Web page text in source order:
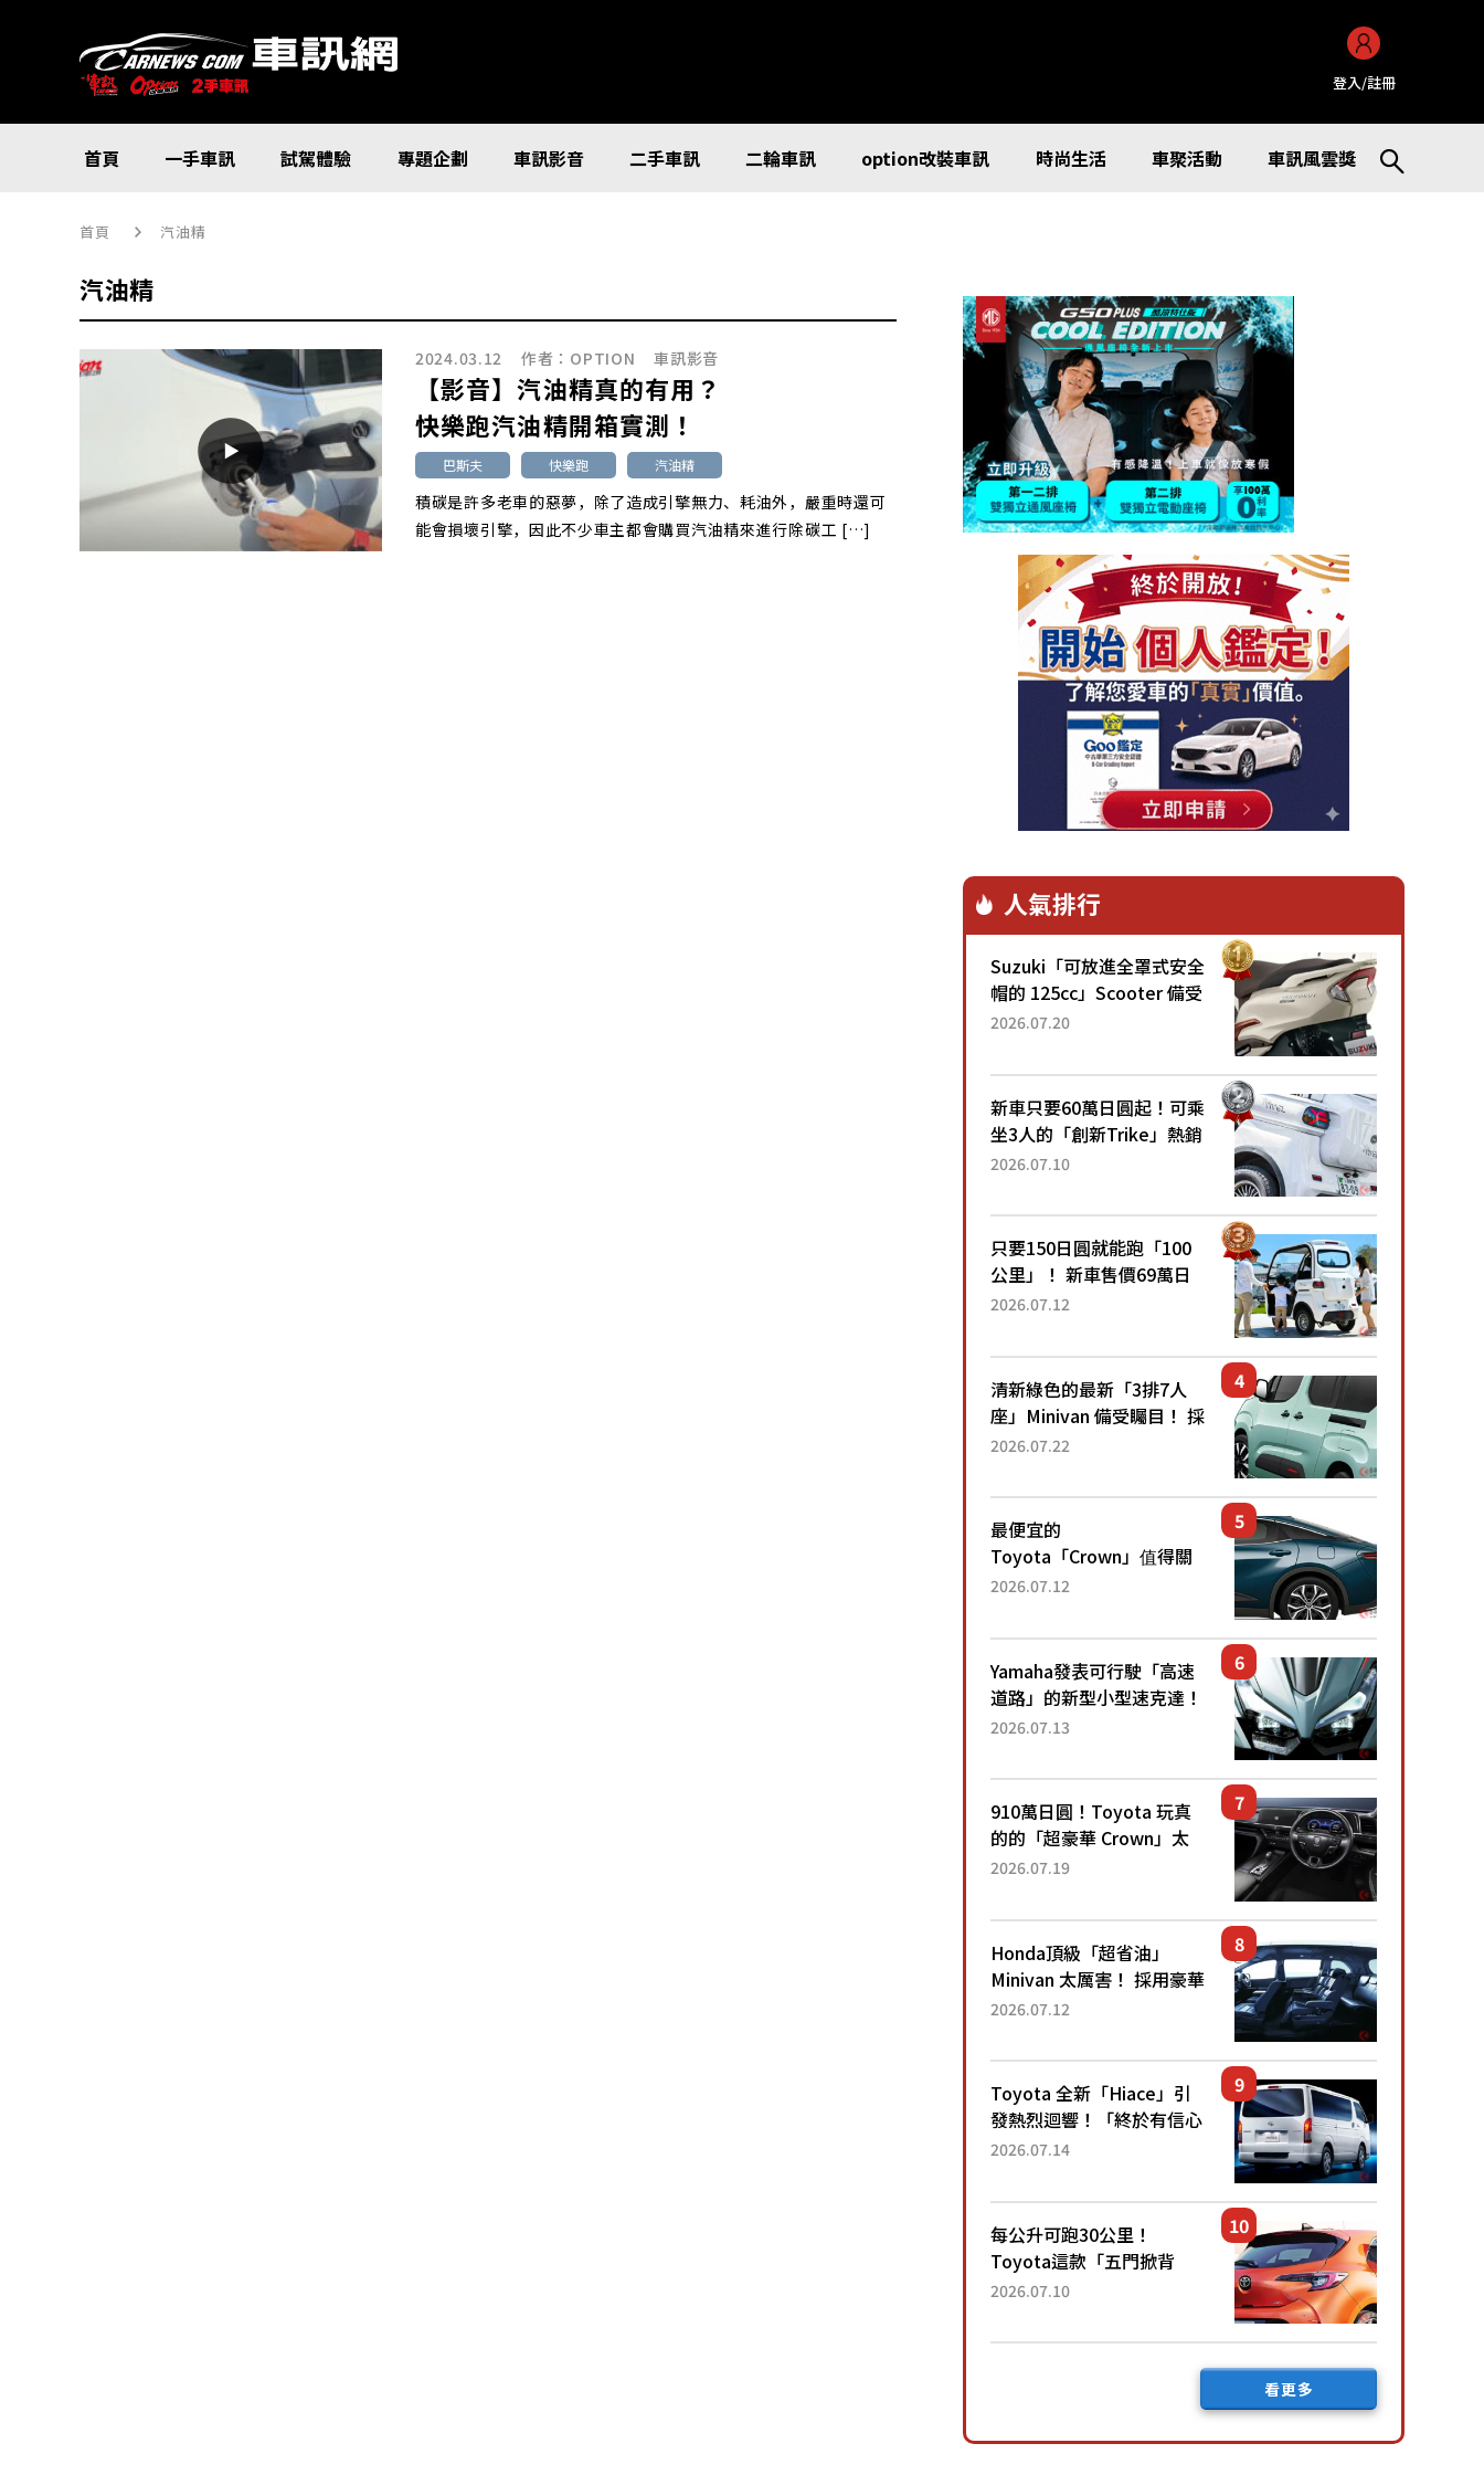
登入/註冊
首頁 一手車訊 試駕體驗 專題企劃 車訊影音 二手車訊 二輪車訊 option改裝車訊 時尚生活 車聚活動 車訊風雲獎
首頁 汽油精
汽油精
2024.03.12 作者： OPTION 車訊影音
【影音】汽油精真的有用？
快樂跑汽油精開箱實測！
巴斯夫 快樂跑 汽油精
積碳是許多老車的惡夢，除了造成引擎無力、耗油外，嚴重時還可
能會損壞引擎，因此不少車主都會購買汽油精來進行除碳工 […]
人氣排行
Suzuki「可放進全罩式安全
帽的 125cc」Scooter 備受
矚目！採用全新流線設計與
已陸續開始出口的新款
「B...
2026.07.20
新車只要60萬日圓起！可乘
坐3人的「創新Trike」熱銷
大賣成為人氣車款！「養車
日圓就能跑100公里」「小
朋友坐得...
2026.07.10
只要150日圓就能跑「100
公里」！ 新車售價69萬日
圓的「3人座」Trike大受歡
為何能迅速熱賣？
2026.07.12
清新綠色的最新「3排7人
座」Minivan 備受矚目！ 採
用全長4.7公尺剛剛好的車
還推出467萬元日圓起的5
人座版...
2026.07.22
最便宜的
Toyota「Crown」值得關
注！ 搭載4WD、每公升
眼！ 配備豐富、超越售價
水準，堪稱高CP值代表的
「...
2026.07.12
Yamaha發表可行駛「高速
道路」的新型小型速克達！
搭載能享受超強勁「渦輪
高階「Super Sport」車款
相同的...
2026.07.13
910萬日圓！Toyota 玩真
的的「超豪華 Crown」太
厲害了！採用由「匠人技
運動化「底盤設定」！還配
備專屬豪華...
2026.07.19
Honda頂級「超省油」
Minivan 太厲害！ 採用豪華
「真皮座椅」與專屬「黑色
公里，兼具優異節能表現與
舒適「三...
2026.07.12
Toyota 全新「Hiace」引
發熱烈迴響！「終於有信心
下訂了！」「哪個等級交車
後竟然還要等「超過半年」
才能交車？...
2026.07.14
每公升可跑30公里！
Toyota這款「五門掀背
車」真的很厲害！ 擁有全
尺寸」，配備全面升級！
2026.07.10
看更多